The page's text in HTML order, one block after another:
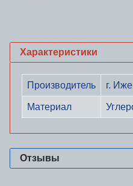
Характеристики
Производитель г.
Материал
Отзывы